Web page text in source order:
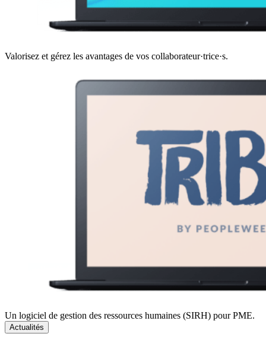
Valorisez et gérez les avantages de vos collaborateur·trice·s.
Un logiciel de gestion des ressources humaines (SIRH) pour PME.
Actualités